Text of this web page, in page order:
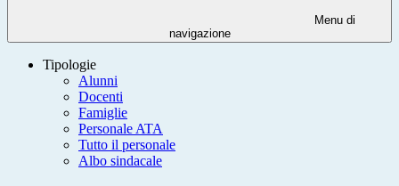
Menu di
navigazione
Tipologie
Alunni
Docenti
Famiglie
Personale ATA
Tutto il personale
Albo sindacale